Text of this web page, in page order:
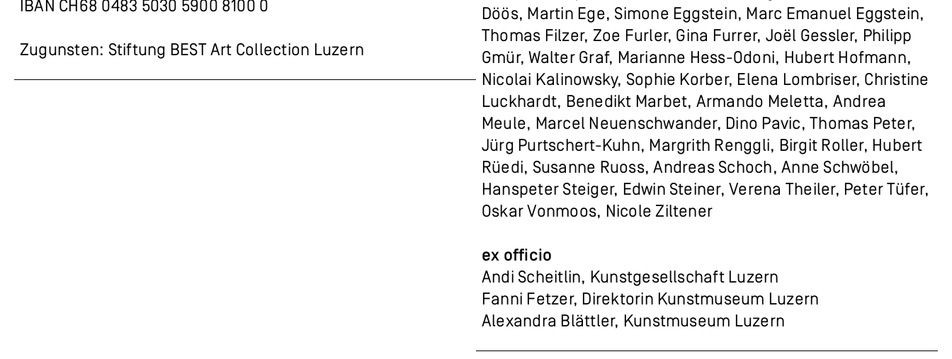
IBAN CH68 0483 5030 5900 8100 0
Zugunsten: Stiftung BEST Art Collection Luzern
Döös, Martin Ege, Simone Eggstein, Marc Emanuel Eggstein,
Thomas Filzer, Zoe Furler, Gina Furrer, Joël Gessler, Philipp
Gmür, Walter Graf, Marianne Hess-Odoni, Hubert Hofmann,
Nicolai Kalinowsky, Sophie Korber, Elena Lombriser, Christine
Luckhardt, Benedikt Marbet, Armando Meletta, Andrea
Meule, Marcel Neuenschwander, Dino Pavic, Thomas Peter,
Jürg Purtschert-Kuhn, Margrith Renggli, Birgit Roller, Hubert
Rüedi, Susanne Ruoss, Andreas Schoch, Anne Schwöbel,
Hanspeter Steiger, Edwin Steiner, Verena Theiler, Peter Tüfer,
Oskar Vonmoos, Nicole Ziltener
ex officio
Andi Scheitlin, Kunstgesellschaft Luzern
Fanni Fetzer, Direktorin Kunstmuseum Luzern
Alexandra Blättler, Kunstmuseum Luzern